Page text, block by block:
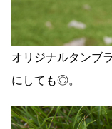
オリジナルタンブ
にしても◎。